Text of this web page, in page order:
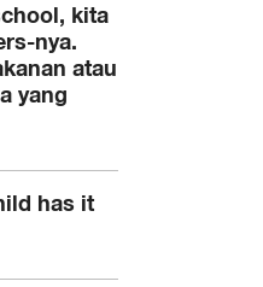
kita
nya.
atau
yang
has it